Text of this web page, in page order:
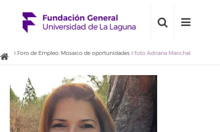
Foro de Empleo: Mosaico de oportunidades foto Adriana Marichal